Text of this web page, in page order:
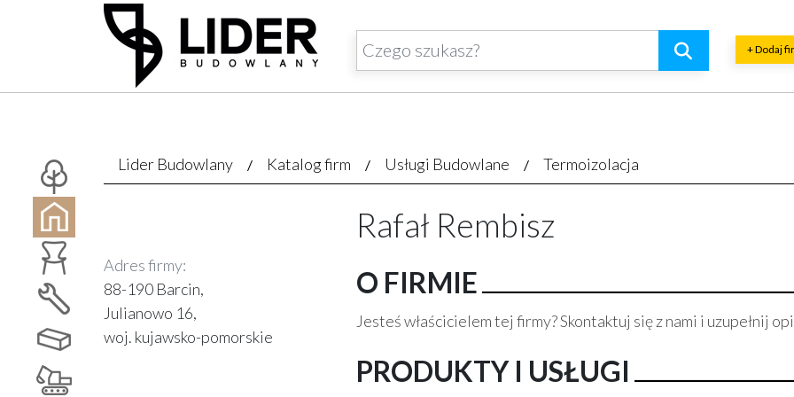
+ Dodaj
Lider Budowlany Katalog firm Usługi Budowlane Termoizolacja
Adres firmy:
88-190 Barcin,
Julianowo 16,
woj. kujawsko-pomorskie
Rafał Rembisz
O FIRMIE
Jesteś właścicielem tej firmy? Skontaktuj się z nami i uzupełnij
PRODUKTY I USŁUGI